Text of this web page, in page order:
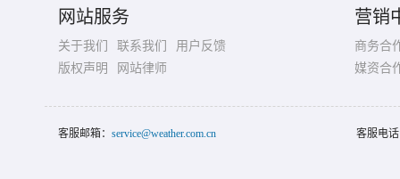
网站服务
关于我们 联系我们
用户反馈
版权声明
网站律师
营销
商务合
媒资合
客服邮箱： service@weather.com.cn 客服电